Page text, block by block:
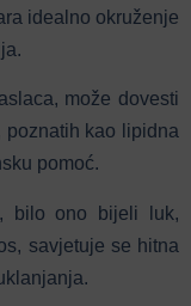
idealno okruženje
može dovesti
kao lipidna
pomoć.
bilo ono bijeli luk,
savjetuje se hitna